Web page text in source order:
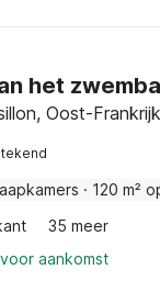
het
Oost-Frankrijk
· 120 m²
35 meer
aankomst